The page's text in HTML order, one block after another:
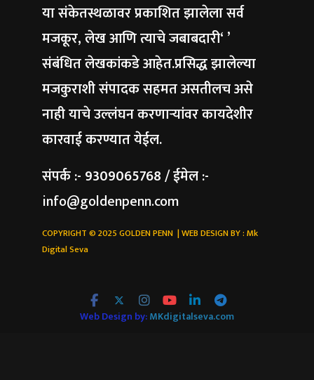
या संकेतस्थळावर प्रकाशित झालेला सर्व
मजकूर, लेख आणि त्याचे जबाबदारी‘ ’
संबंधित लेखकांकडे आहेत.प्रसिद्ध झालेल्या
मजकुराशी संपादक सहमत असतीलच असे
नाही याचे उल्लंघन करणाऱ्यांवर कायदेशीर
कारवाई करण्यात येईल.
संपर्क :- 9309065768 / ईमेल :-
info@goldenpenn.com
COPYRIGHT © 2025 GOLDEN PENN | WEB DESIGN BY :Mk
Digital Seva
Web Design by:MKdigitalseva.com